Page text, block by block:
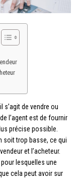
s’agit de vendre ou
l’agent est de fournir
précise possible.
soit trop basse, ce qui
et l’acheteur.
lesquelles une
cela peut avoir sur